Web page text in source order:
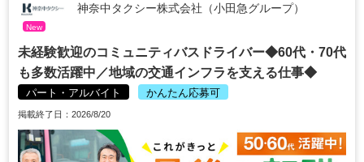
神奈中タクシー株式会社（小田急グループ）
New
未経験歓迎のコミュニティバスドライバー◆60代・70代
も多数活躍中／地域の交通インフラを支える仕事◆
パート・アルバイト かんたん応募可
掲載終了日：2026/8/20